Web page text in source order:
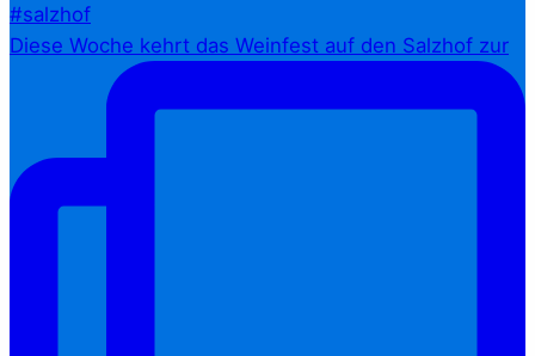
Diese Woche kehrt das Weinfest auf den Salzhof zur